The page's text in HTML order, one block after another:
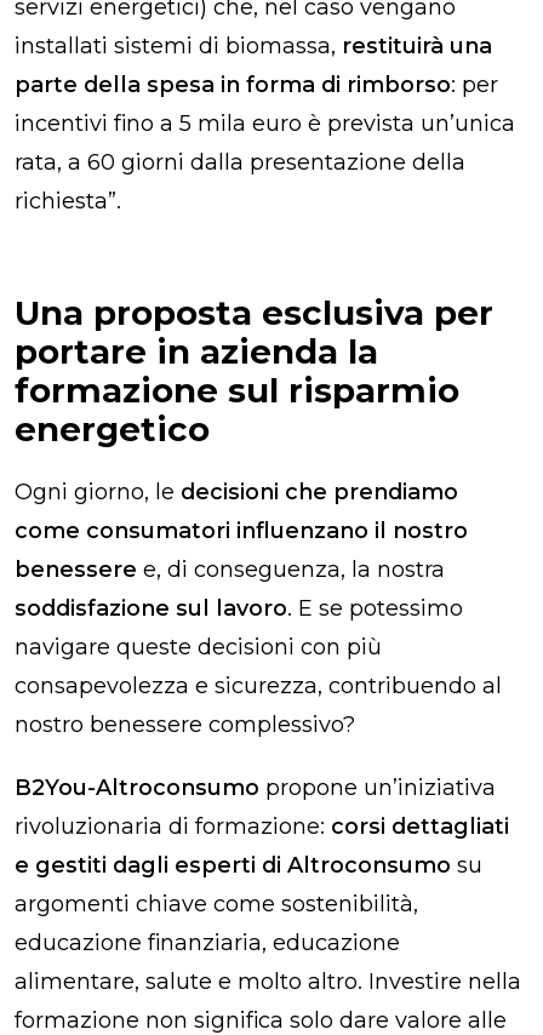
servizi energetici) che, nel caso vengano
installati sistemi di biomassa, restituirà una
parte della spesa in forma di rimborso: per
incentivi fino a 5 mila euro è prevista un’unica
rata, a 60 giorni dalla presentazione della
richiesta”.
Una proposta esclusiva per
portare in azienda la
formazione sul risparmio
energetico
Ogni giorno, le decisioni che prendiamo
come consumatori influenzano il nostro
benessere e, di conseguenza, la nostra
soddisfazione sul lavoro. E se potessimo
navigare queste decisioni con più
consapevolezza e sicurezza, contribuendo al
nostro benessere complessivo?
B2You-Altroconsumo propone un’iniziativa
rivoluzionaria di formazione: corsi dettagliati
e gestiti dagli esperti di Altroconsumo su
argomenti chiave come sostenibilità,
educazione finanziaria, educazione
alimentare, salute e molto altro. Investire nella
formazione non significa solo dare valore alle